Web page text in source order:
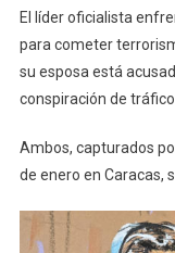
El líder oficialista
para cometer
su esposa está
conspiración de
Ambos, capturados
de enero en Caracas,